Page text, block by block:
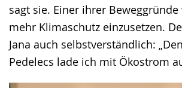
sagt sie. Einer ihrer
mehr Klimaschutz einzusetzen.
Jana auch selbstverständlich:
Pedelecs lade ich mit Ökostrom